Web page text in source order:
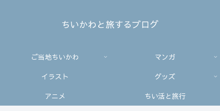
ちいかわと旅するブログ
ご当地ちいかわ
マンガ
イラスト
グッズ
アニメ
ちい活と旅行